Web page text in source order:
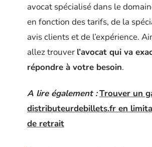
avocat spécialisé dans le
en fonction des tarifs, de la
avis clients et de l’expérience.
allez trouver l’avocat qui va
répondre à votre besoin.
A lire également :Trouver un
distributeurdebillets.fr en
de retrait